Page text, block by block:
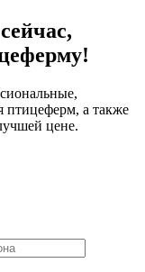
птицеферм, а также
цене.